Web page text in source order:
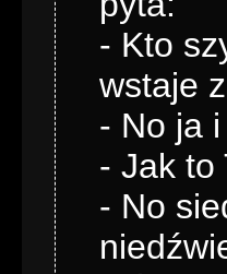
- Kto
wstaje
- No ja
- Jak to
- No